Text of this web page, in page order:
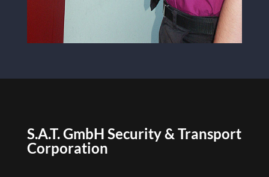
S.A.T. GmbH Security & Transport
Corporation